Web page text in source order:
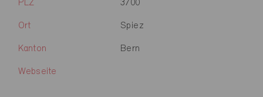
PLZ 3700
Ort Spiez
Kanton Bern
Webseite